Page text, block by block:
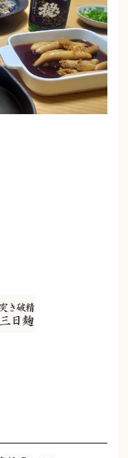
酒器・グッツ(9)